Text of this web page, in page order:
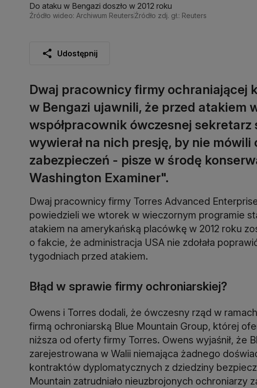
Do ataku w Bengazi doszło w 2012 roku
Źródło wideo: Archiwum ReutersŹródło zdj. gł.: Reuters
Udostępnij
Dwaj pracownicy firmy ochraniającej
w Bengazi ujawnili, że przed atakiem
współpracownik ówczesnej
wywierał na nich presję, by nie
zabezpieczeń - pisze w środę
Washington Examiner".
Dwaj pracownicy firmy Torres Advanced
powiedzieli we wtorek w wieczornym programie
atakiem na amerykańską placówkę w 2012 roku
o fakcie, że administracja USA nie zdołała
tygodniach przed atakiem.
Błąd w sprawie firmy ochroniarskiej?
Owens i Torres dodali, że ówczesny rząd w
firmą ochroniarską Blue Mountain Group, której
niższa od oferty firmy Torres. Owens wyjaśnił, że
zarejestrowana w Walii niemająca żadnego
kontraktów dyplomatycznych z dziedziny
Mountain zatrudniało nieuzbrojonych ochroniarzy